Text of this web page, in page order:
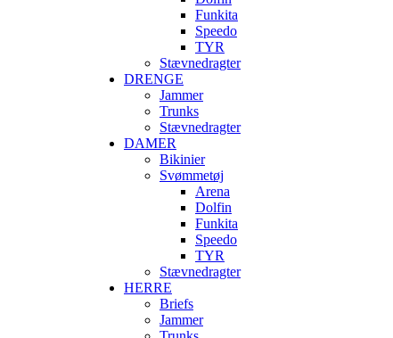
Funkita
Speedo
TYR
Stævnedragter
DRENGE
Jammer
Trunks
Stævnedragter
DAMER
Bikinier
Svømmetøj
Arena
Dolfin
Funkita
Speedo
TYR
Stævnedragter
HERRE
Briefs
Jammer